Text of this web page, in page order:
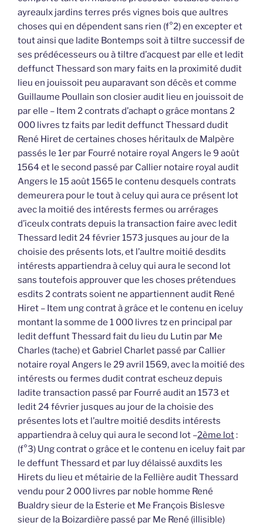
ayreaulx jardins terres prés vignes bois que aultres
choses qui en dépendent sans rien (f°2) en excepter et
tout ainsi que ladite Bontemps soit à tiltre successif de
ses prédécesseurs ou à tiltre d’acquest par elle et ledit
deffunct Thessard son mary faits en la proximité dudit
lieu en jouissoit peu auparavant son décès et comme
Guillaume Poullain son closier audit lieu en jouissoit de
par elle – Item 2 contrats d’achapt o grâce montans 2
000 livres tz faits par ledit deffunct Thessard dudit
René Hiret de certaines choses héritaulx de Malpère
passés le 1er par Fourré notaire royal Angers le 9 août
1564 et le second passé par Callier notaire royal audit
Angers le 15 août 1565 le contenu desquels contrats
demeurera pour le tout à celuy qui aura ce présent lot
avec la moitié des intérests fermes ou arrérages
d’iceulx contrats depuis la transaction faire avec ledit
Thessard ledit 24 février 1573 jusques au jour de la
choisie des présents lots, et l’aultre moitié desdits
intérests appartiendra à celuy qui aura le second lot
sans toutefois approuver que les choses prétendues
esdits 2 contrats soient ne appartiennent audit René
Hiret – Item ung contrat à grâce et le contenu en iceluy
montant la somme de 1 000 livres tz en principal par
ledit deffunt Thessard fait du lieu du Lutin par Me
Charles (tache) et Gabriel Charlet passé par Callier
notaire royal Angers le 29 avril 1569, avec la moitié des
intérests ou fermes dudit contrat escheuz depuis
ladite transaction passé par Fourré audit an 1573 et
ledit 24 février jusques au jour de la choisie des
présentes lots et l’aultre moitié desdits intérests
appartiendra à celuy qui aura le second lot –2ème lot:
(f°3) Ung contrat o grâce et le contenu en iceluy fait par
le deffunt Thessard et par luy délaissé auxdits les
Hirets du lieu et métairie de la Fellière audit Thessard
vendu pour 2 000 livres par noble homme René
Bualdry sieur de la Esterie et Me François Bislesve
sieur de la Boizardière passé par Me René (illisible)